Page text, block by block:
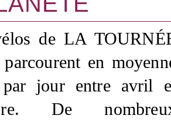
de LA
en
jour entre avril
De